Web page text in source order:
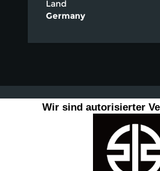
Land
Germany
Wir sind autorisierter